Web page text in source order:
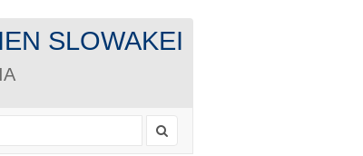
SLOWAKEI